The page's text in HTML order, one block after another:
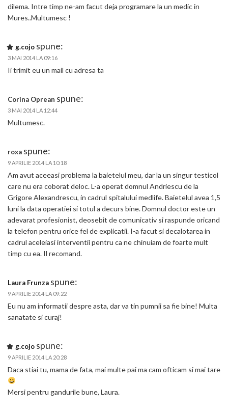
dilema. Intre timp ne-am facut deja programare la un medic in
Mures..Multumesc !
g.cojo spune:
3 MAI 2014 LA 09:16
Ii trimit eu un mail cu adresa ta
Corina Oprean spune:
3 MAI 2014 LA 12:44
Multumesc.
roxa spune:
9 APRILIE 2014 LA 10:18
Am avut aceeasi problema la baietelul meu, dar la un singur testicol
care nu era coborat deloc. L-a operat domnul Andriescu de la
Grigore Alexandrescu, in cadrul spitalului medlife. Baietelul avea 1,5
luni la data operatiei si totul a decurs bine. Domnul doctor este un
adevarat profesionist, deosebit de comunicativ si raspunde oricand
la telefon pentru orice fel de explicatii. I-a facut si decalotarea in
cadrul aceleiasi interventii pentru ca ne chinuiam de foarte mult
timp cu ea. Il recomand.
Laura Frunza spune:
9 APRILIE 2014 LA 09:22
Eu nu am informatii despre asta, dar va tin pumnii sa fie bine! Multa
sanatate si curaj!
g.cojo spune:
9 APRILIE 2014 LA 20:28
Daca stiai tu, mama de fata, mai multe pai ma cam ofticam si mai tare
Mersi pentru gandurile bune, Laura.